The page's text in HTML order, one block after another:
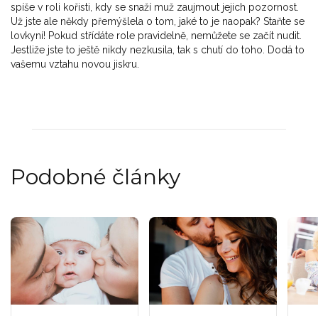
spíše v roli kořisti, kdy se snaží muž zaujmout jejich pozornost.
Už jste ale někdy přemýšlela o tom, jaké to je naopak? Staňte se
lovkyní! Pokud střídáte role pravidelně, nemůžete se začít nudit.
Jestliže jste to ještě nikdy nezkusila, tak s chutí do toho. Dodá to
vašemu vztahu novou jiskru.
Podobné články